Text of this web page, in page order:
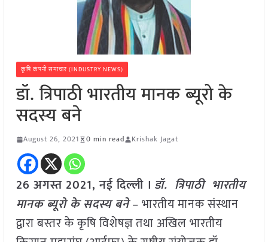
कृषि कंपनी समाचार (INDUSTRY NEWS)
डॉ. त्रिपाठी भारतीय मानक ब्यूरो के
सदस्य बने
August 26, 2021 0 min read Krishak Jagat
26 अगस्त 2021, नई दिल्ली । डॉ. त्रिपाठी भारतीय
मानक ब्यूरो के सदस्य बने– भारतीय मानक संस्थान
द्वारा बस्तर के कृषि विशेषज्ञ तथा अखिल भारतीय